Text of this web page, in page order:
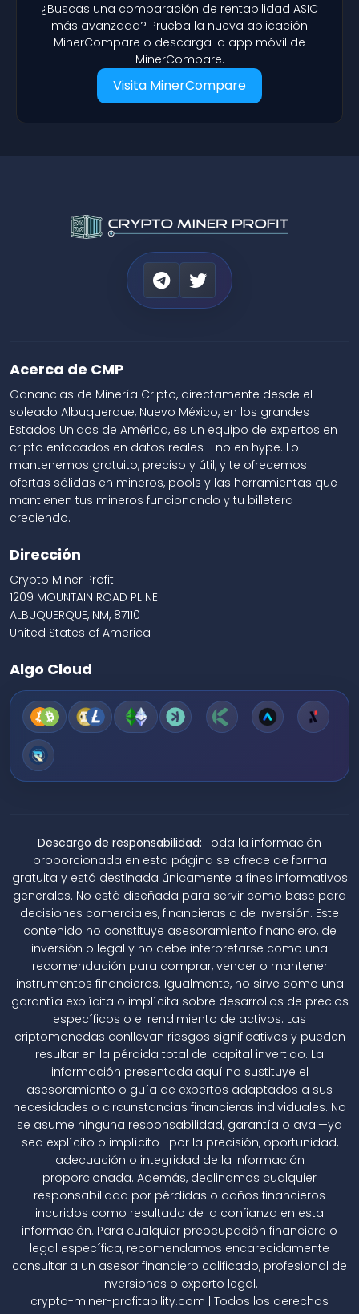
¿Buscas una comparación de rentabilidad ASIC
más avanzada? Prueba la nueva aplicación
MinerCompare o descarga la app móvil de
MinerCompare.
Visita MinerCompare
Acerca de CMP
Ganancias de Minería Cripto, directamente desde el
soleado Albuquerque, Nuevo México, en los grandes
Estados Unidos de América, es un equipo de expertos en
cripto enfocados en datos reales - no en hype. Lo
mantenemos gratuito, preciso y útil, y te ofrecemos
ofertas sólidas en mineros, pools y las herramientas que
mantienen tus mineros funcionando y tu billetera
creciendo.
Dirección
Crypto Miner Profit
1209 MOUNTAIN ROAD PL NE
ALBUQUERQUE, NM, 87110
United States of America
Algo Cloud
Descargo de responsabilidad: Toda la información
proporcionada en esta página se ofrece de forma
gratuita y está destinada únicamente a fines informativos
generales. No está diseñada para servir como base para
decisiones comerciales, financieras o de inversión. Este
contenido no constituye asesoramiento financiero, de
inversión o legal y no debe interpretarse como una
recomendación para comprar, vender o mantener
instrumentos financieros. Igualmente, no sirve como una
garantía explícita o implícita sobre desarrollos de precios
específicos o el rendimiento de activos. Las
criptomonedas conllevan riesgos significativos y pueden
resultar en la pérdida total del capital invertido. La
información presentada aquí no sustituye el
asesoramiento o guía de expertos adaptados a sus
necesidades o circunstancias financieras individuales. No
se asume ninguna responsabilidad, garantía o aval—ya
sea explícito o implícito—por la precisión, oportunidad,
adecuación o integridad de la información
proporcionada. Además, declinamos cualquier
responsabilidad por pérdidas o daños financieros
incuridos como resultado de la confianza en esta
información. Para cualquier preocupación financiera o
legal específica, recomendamos encarecidamente
consultar a un asesor financiero calificado, profesional de
inversiones o experto legal.
crypto-miner-profitability.com | Todos los derechos